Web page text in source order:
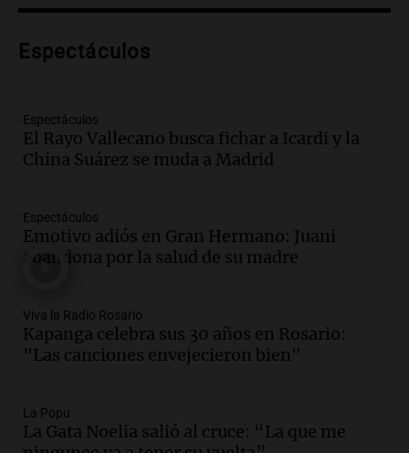
tributo todos los jueves
Episodios
sea, va a ser lindo”
La Cadena del Gol
Episodios
en ludopatía: “Tener el casino en la
mano es muy peligroso”
La Argentina, hoy
Episodios
ciudad de Córdoba para interiorizarse
sobre los parques educativos
Amamos Argentina
Audio.
traerá más lluvias y eventos extremos
Espectáculos
Espectáculos
El Rayo Vallecano busca fichar a Icardi y la
China Suárez se muda a Madrid
Espectáculos
Emotivo adiós en Gran Hermano: Juani
abandona por la salud de su madre
Viva la Radio Rosario
Kapanga celebra sus 30 años en Rosario:
"Las canciones envejecieron bien"
La Popu
La Gata Noelia salió al cruce: “La que me